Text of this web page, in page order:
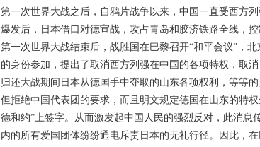
第一次世界大战之后，自鸦片战争以来，中国一直受西方
爆发后，日本借口对德宣战，攻占青岛和胶济铁路全线，
第一次世界大战结束后，战胜国在巴黎召开“和平会议”，
的身份参加，提出了取消西方列强在中国的各项特权，取
归还大战期间日本从德国手中夺取的山东各项权利，等等
但拒绝中国代表团的要求，而且明文规定德国在山东的特
德和约”上签字。从而激发起中国人民的强烈反对，此消
内的所有爱国团体纷纷通电斥责日本的无礼行径。因此，